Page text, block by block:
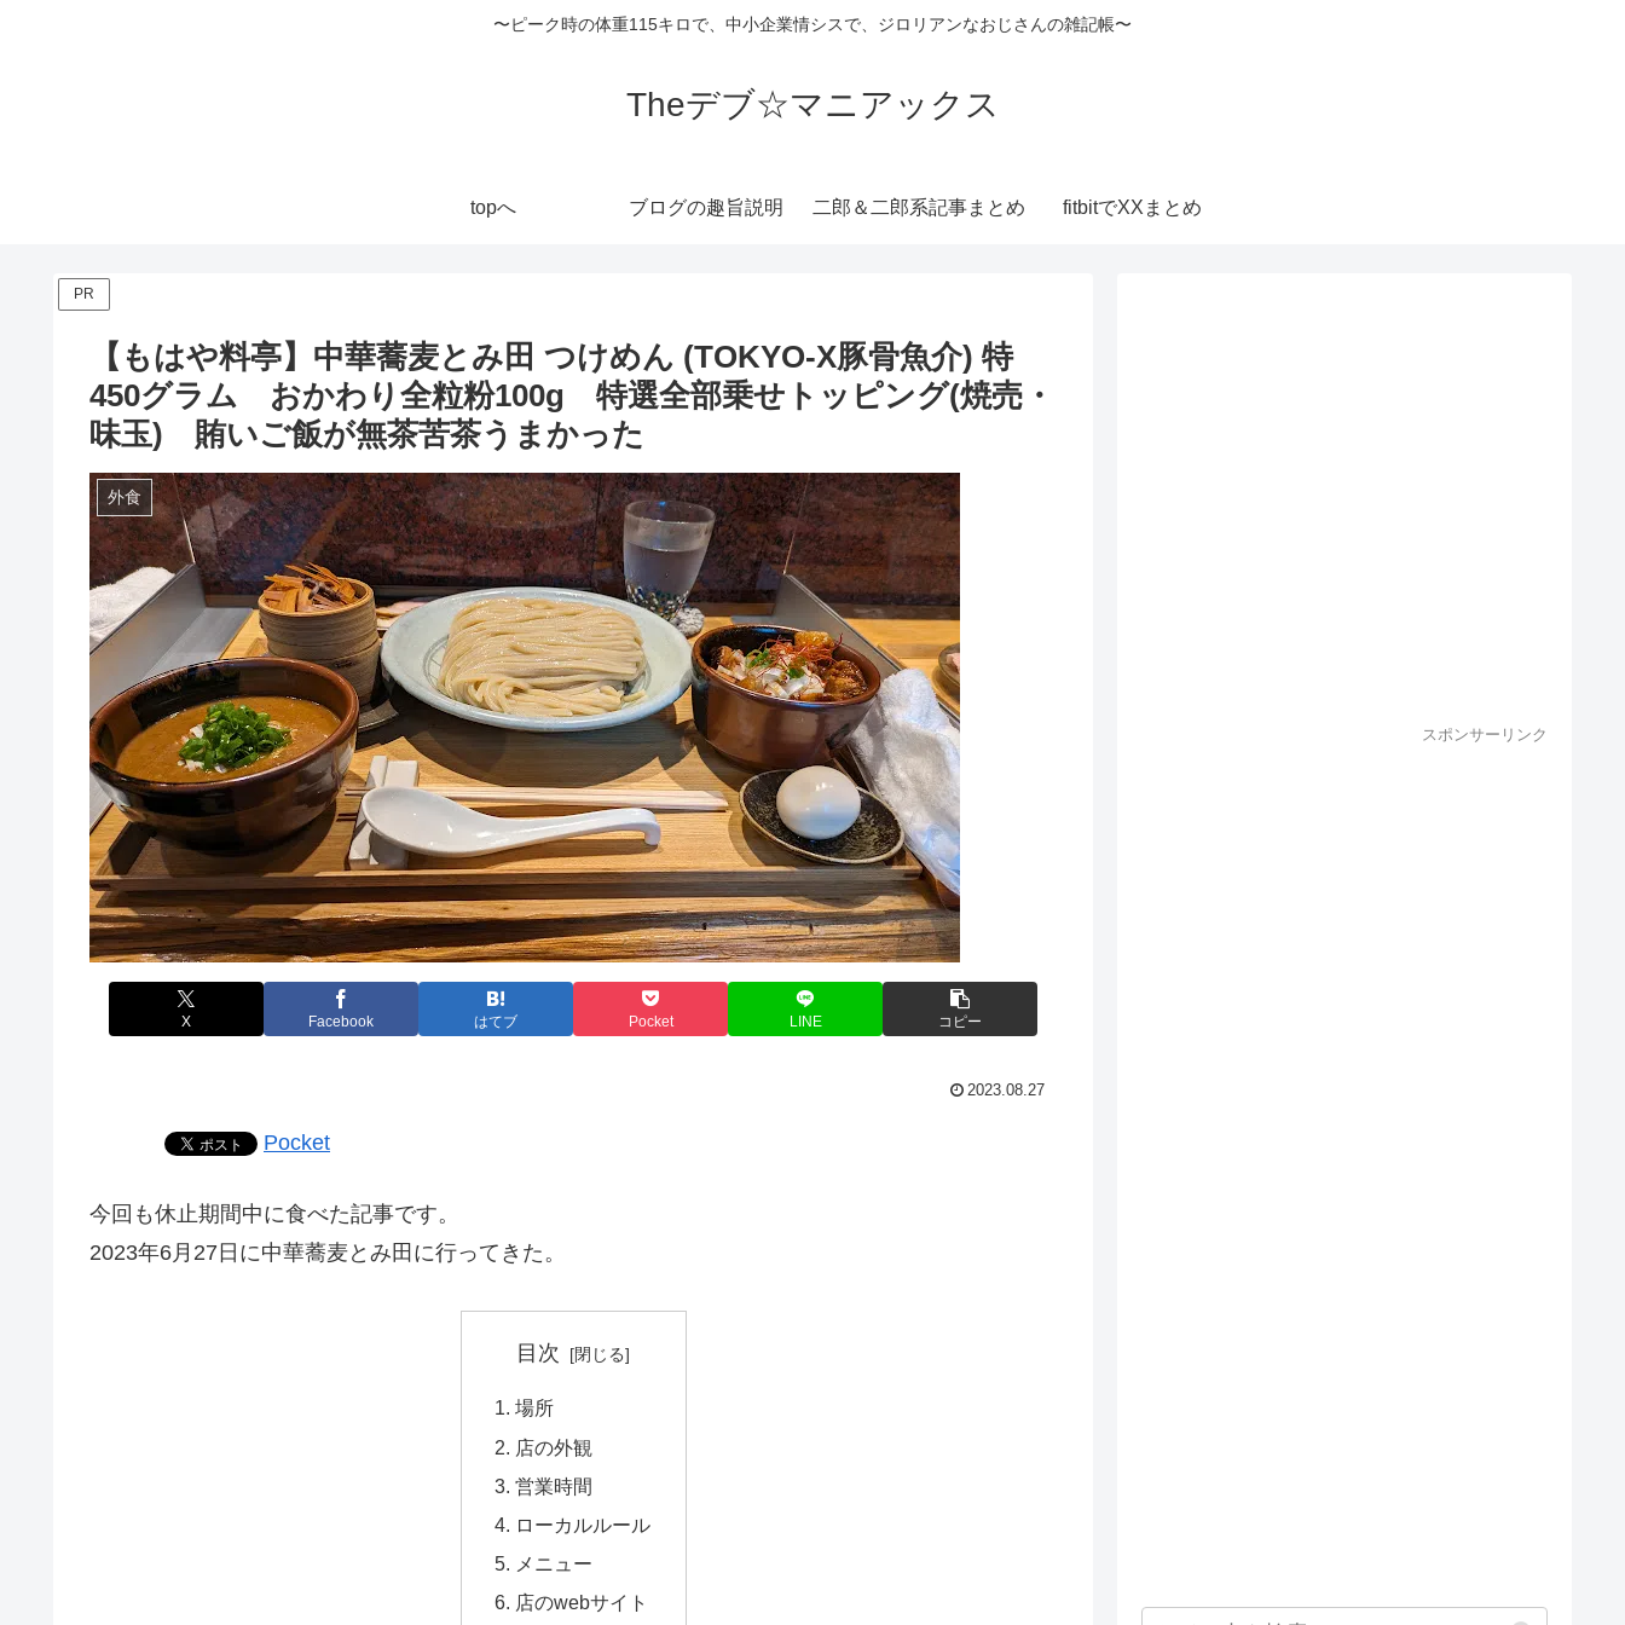
〜ピーク時の体重115キロで、中小企業情シスで、ジロリアンなおじさんの雑記帳〜
Theデブ☆マニアックス
topへ ブログの趣旨説明 二郎＆二郎系記事まとめ fitbitでXXまとめ
PR
【もはや料亭】中華蕎麦とみ田 つけめん (TOKYO-X豚骨魚介) 特
450グラム おかわり全粒粉100g 特選全部乗せトッピング(焼売・
味玉) 賄いご飯が無茶苦茶うまかった
外食
X Facebook はてブ Pocket LINE コピー
2023.08.27
Pocket
今回も休止期間中に食べた記事です。
2023年6月27日に中華蕎麦とみ田に行ってきた。
目次
場所
店の外観
営業時間
ローカルルール
メニュー
店のwebサイト
スポンサーリンク